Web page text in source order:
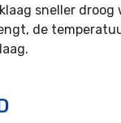
sneller droog
de